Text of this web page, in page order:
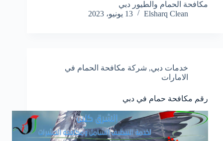
مكافحة الحمام والطيور دبي
Elsharq Clean
13 يونيو، 2023
خدمات دبي, شركة مكافحة الحمام في
الامارات
رقم مكافحة حمام في دبي